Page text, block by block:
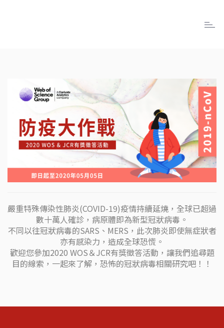
嚴重特殊傳染性肺炎(COVID-19)疫情持續延燒，全球已超過
數十萬人確診，病原體即為新型冠狀病毒。
不同以往冠狀病毒的SARS、MERS，此次肺炎即使無症狀者
亦有感染力，造成全球恐慌。
歡迎您參加2020 WOS＆JCR有獎徵答活動，讓我們追尋題
目的線索，一起來了解，恐怖的冠狀病毒相關研究吧！！